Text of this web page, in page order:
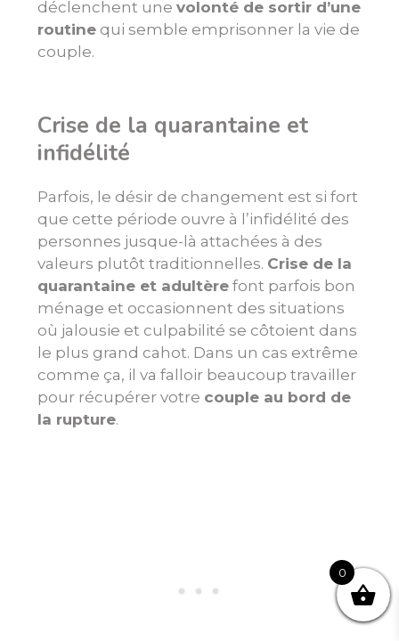
déclenchent une volonté de sortir d’une
routine qui semble emprisonner la vie de
couple.
Crise de la quarantaine et
infidélité
Parfois, le désir de changement est si fort
que cette période ouvre à l’infidélité des
personnes jusque-là attachées à des
valeurs plutôt traditionnelles. Crise de la
quarantaine et adultère font parfois bon
ménage et occasionnent des situations
où jalousie et culpabilité se côtoient dans
le plus grand cahot. Dans un cas extrême
comme ça, il va falloir beaucoup travailler
pour récupérer votre couple au bord de
la rupture.
0